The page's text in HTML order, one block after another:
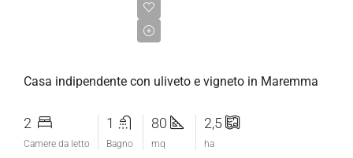
Casa indipendente con uliveto e vigneto in Maremma
2
Camere da letto
1
Bagno
80
mq
2,5
ha